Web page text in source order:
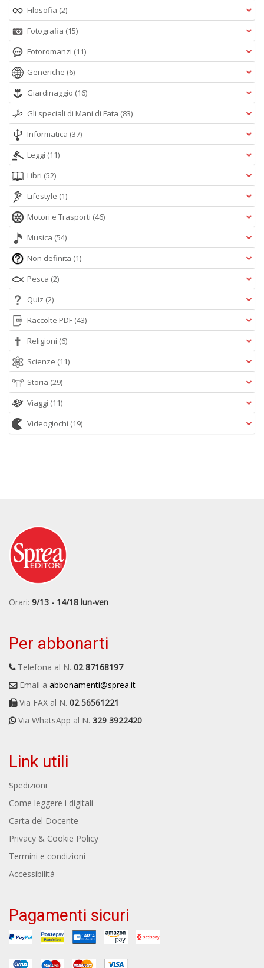
Filosofia (2)
Fotografia (15)
Fotoromanzi (11)
Generiche (6)
Giardinaggio (16)
Gli speciali di Mani di Fata (83)
Informatica (37)
Leggi (11)
Libri (52)
Lifestyle (1)
Motori e Trasporti (46)
Musica (54)
Non definita (1)
Pesca (2)
Quiz (2)
Raccolte PDF (43)
Religioni (6)
Scienze (11)
Storia (29)
Viaggi (11)
Videogiochi (19)
Orari: 9/13 - 14/18 lun-ven
Per abbonarti
Telefona al N. 02 87168197
Email a abbonamenti@sprea.it
Via FAX al N. 02 56561221
Via WhatsApp al N. 329 3922420
Link utili
Spedizioni
Come leggere i digitali
Carta del Docente
Privacy & Cookie Policy
Termini e condizioni
Accessibilità
Pagamenti sicuri